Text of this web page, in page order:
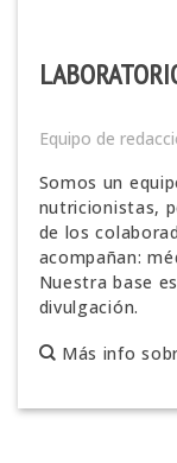
Equipo de
Somos un
nutricionistas,
de los
acompañan:
Nuestra base
divulgación.
Más info